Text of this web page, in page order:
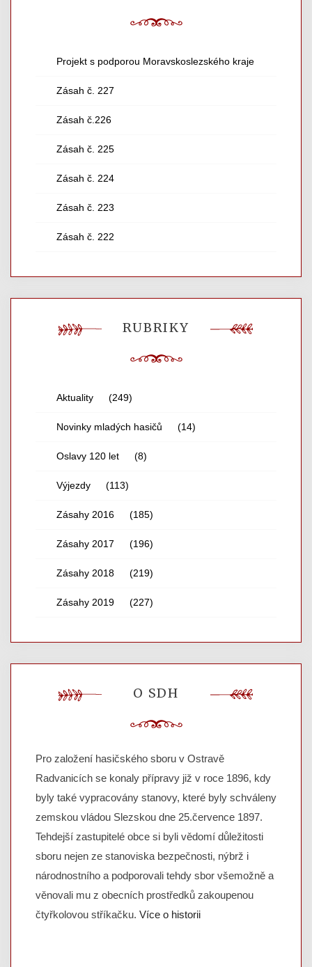
Projekt s podporou Moravskoslezského kraje
Zásah č. 227
Zásah č.226
Zásah č. 225
Zásah č. 224
Zásah č. 223
Zásah č. 222
RUBRIKY
Aktuality (249)
Novinky mladých hasičů (14)
Oslavy 120 let (8)
Výjezdy (113)
Zásahy 2016 (185)
Zásahy 2017 (196)
Zásahy 2018 (219)
Zásahy 2019 (227)
O SDH
Pro založení hasičského sboru v Ostravě
Radvanicích se konaly přípravy již v roce 1896, kdy
byly také vypracovány stanovy, které byly schváleny
zemskou vládou Slezskou dne 25.července 1897.
Tehdejší zastupitelé obce si byli vědomí důležitosti
sboru nejen ze stanoviska bezpečnosti, nýbrž i
národnostního a podporovali tehdy sbor všemožně a
věnovali mu z obecních prostředků zakoupenou
čtyřkolovou stříkačku. Více o historii